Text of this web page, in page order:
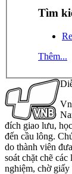
Tìm
Thêm...
đích giao lưu,
đến cầu lông.
do thành viên
soát chặt chẽ
nghiệm, chờ